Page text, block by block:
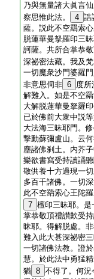
乃與無量諸大眞言
察思惟此法。
4 誥
薩。説此不空羂索
脱蓮華曼拏羅印三
訶薩。共所合掌恭
深祕密法藏。我及
一切魔衆沙門婆羅
非意思伺非 6 度所
解難入。如是不空
大解脱蓮華曼拏羅
已於佛前大衆中説
大法海三昧耶門。
撃動蘇彌盧山。云
塵諸佛刹土。内芥
樂欲書寫受持讀誦
敬供養十方過現一
多百千諸佛。一切
此不空羂索心王陀
7 檀印三昧耶。
掌恭敬頂禮讃歎受
昧耶。得解脱處。
難入此大甚深祕密
一切諸佛法教。證
慧。於此法中勇猛
猶 8 不得了。何況